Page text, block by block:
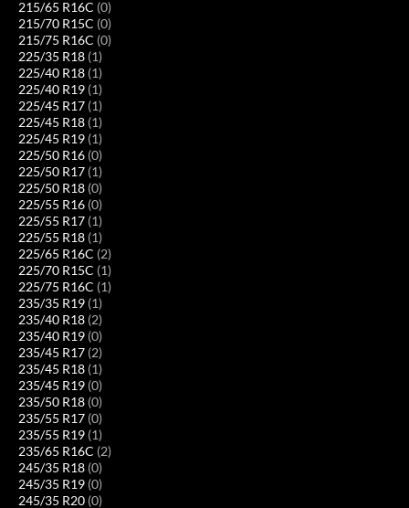
215/65 R16C (0)
215/70 R15C (0)
215/75 R16C (0)
225/35 R18 (1)
225/40 R18 (1)
225/40 R19 (1)
225/45 R17 (1)
225/45 R18 (1)
225/45 R19 (1)
225/50 R16 (0)
225/50 R17 (1)
225/50 R18 (0)
225/55 R16 (0)
225/55 R17 (1)
225/55 R18 (1)
225/65 R16C (2)
225/70 R15C (1)
225/75 R16C (1)
235/35 R19 (1)
235/40 R18 (2)
235/40 R19 (0)
235/45 R17 (2)
235/45 R18 (1)
235/45 R19 (0)
235/50 R18 (0)
235/55 R17 (0)
235/55 R19 (1)
235/65 R16C (2)
245/35 R18 (0)
245/35 R19 (0)
245/35 R20 (0)